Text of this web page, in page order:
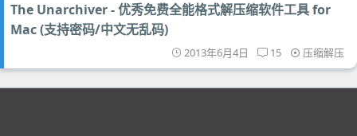
The Unarchiver - 优秀免费全能格式解压缩软件工具 for
Mac (支持密码/中文无乱码)
2013年6月4日 15 压缩解压